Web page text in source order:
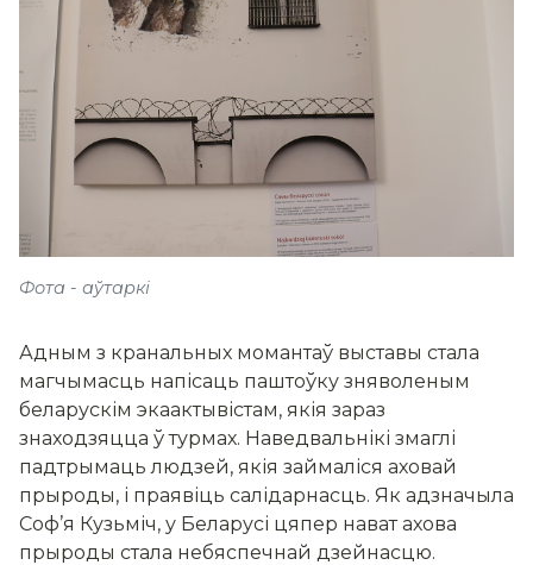
Фота - аўтаркі
Адным з кранальных момантаў выставы стала
магчымасць напісаць паштоўку зняволеным
беларускім экаактывістам, якія зараз
знаходзяцца ў турмах. Наведвальнікі змаглі
падтрымаць людзей, якія займаліся аховай
прыроды, і праявіць салідарнасць. Як адзначыла
Соф’я Кузьміч, у Беларусі цяпер нават ахова
прыроды стала небяспечнай дзейнасцю.